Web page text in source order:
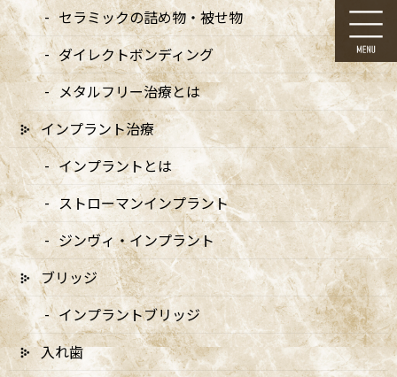
コ
ン
テ
ン
ツ
に
移
動
ナ
ビ
ゲ
ー
シ
ョ
ン
に
移
動 お知らせ
HOME お知らせ むし歯治療 20160309_888a42
2021/12/30
20160309_888a42
セラミックの詰め物・被せ物
ダイレクトボンディング
メタルフリー治療とは
インプラント治療
インプラントとは
ストローマンインプラント
ジンヴィ・インプラント
ブリッジ
インプラントブリッジ
入れ歯